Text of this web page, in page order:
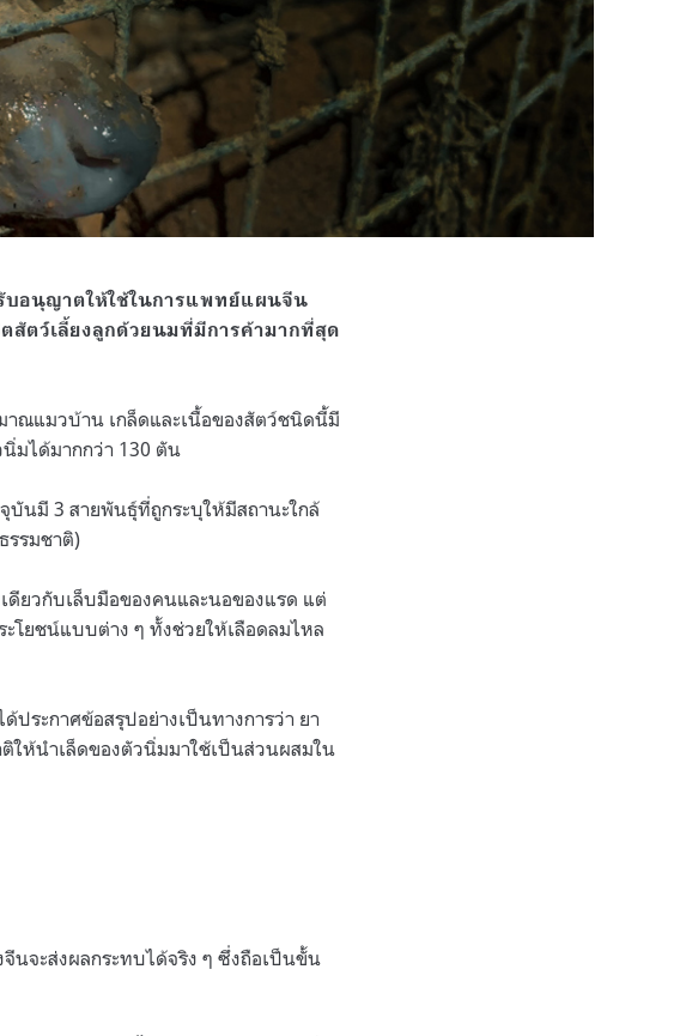
รับอนุญาตให้ใช้ในการแพทย์แผนจีน
สัตว์เลี้ยงลูกด้วยนมที่มีการค้ามากที่สุด
ณแมวบ้าน เกล็ดและเนื้อของสัตว์ชนิดนี้มี
มได้มากกว่า 130 ตัน
บันมี 3 สายพันธุ์ที่ถูกระบุให้มีสถานะใกล้
รรมชาติ)
ยวกับเล็บมือของคนและนอของแรด แต่
โยชน์แบบต่าง ๆ ทั้งช่วยให้เลือดลมไหล
ประกาศข้อสรุปอย่างเป็นทางการว่า ยา
ให้นำเล็ดของตัวนิ่มมาใช้เป็นส่วนผสมใน
จีนจะส่งผลกระทบได้จริง ๆ ซึ่งถือเป็นขั้น